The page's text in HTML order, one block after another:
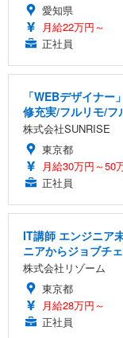
愛知県
月給22万円～
正社員
「WEBデザイナ
修充実/フルリモ/フ
株式会社SUNRISE
東京都
月給30万円～50
正社員
IT講師 エンジニア
ニアからジョブチ
株式会社リゾーム
東京都
月給28万円～
正社員